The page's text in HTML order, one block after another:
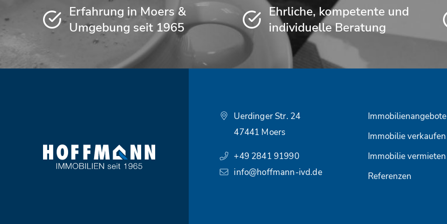
Erfahrung in Moers &
Umgebung seit 1965
Ehrliche, kompetente und
individuelle Beratung
Uerdinger Str. 24
47441 Moers
+49 2841 91990
info@hoffmann-ivd.de
Immobilienangebote
Immobilie verkaufen
Immobilie vermieten
Referenzen